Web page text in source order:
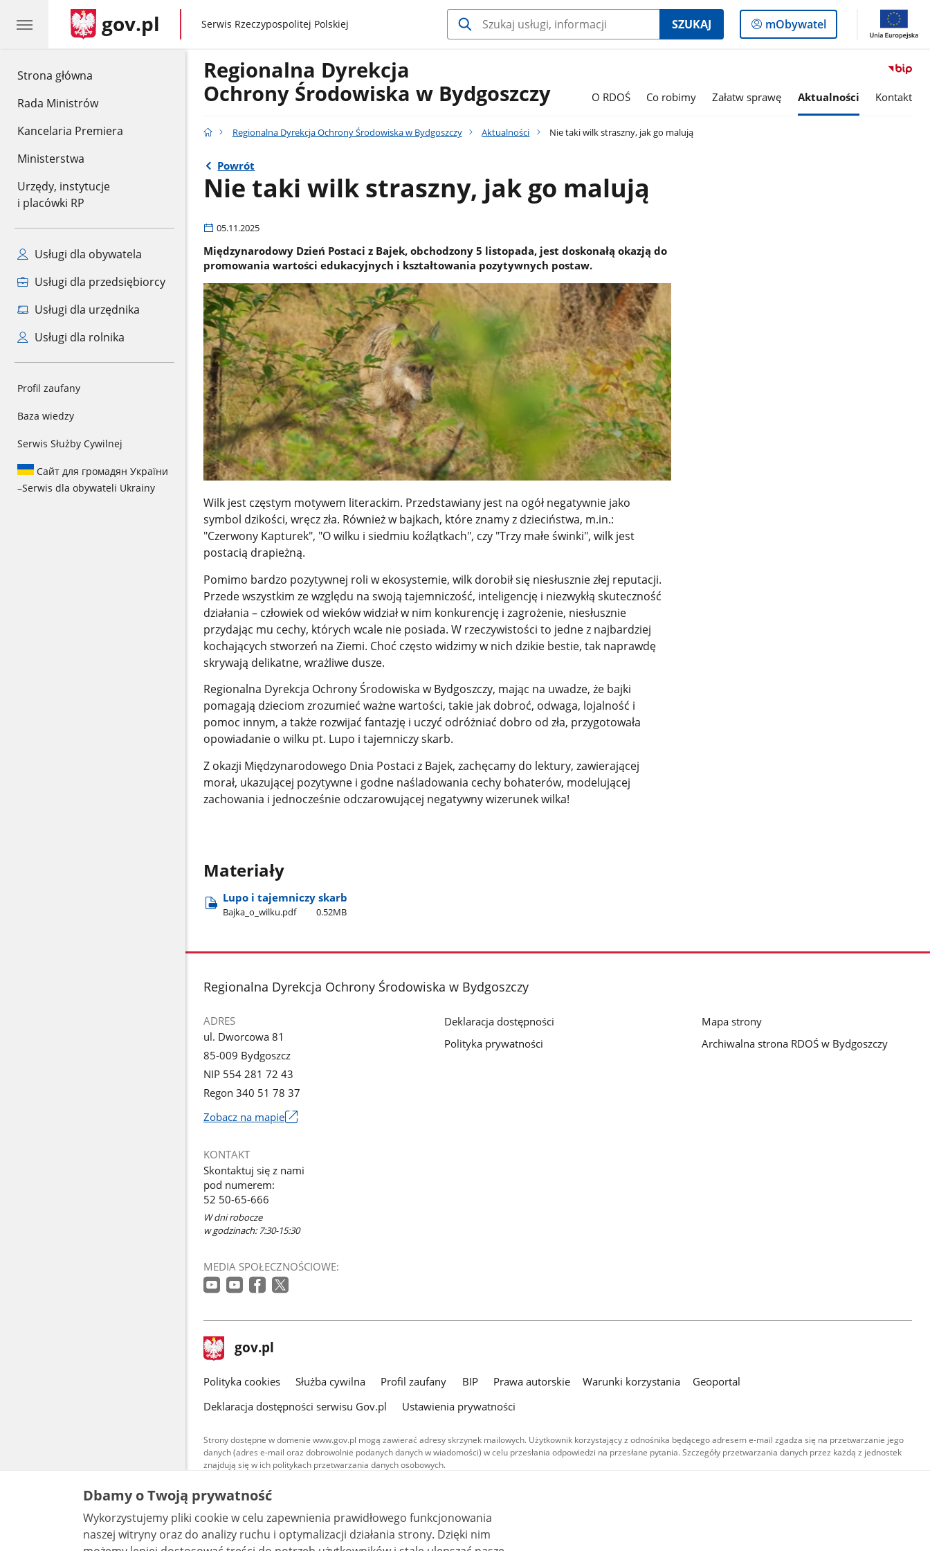
Strona główna
Rada Ministrów
Kancelaria Premiera
Ministerstwa
Urzędy, instytucje
i placówki RP
Usługi dla obywatela
Usługi dla przedsiębiorcy
Usługi dla urzędnika
Usługi dla rolnika
Profil zaufany
Baza wiedzy
Serwis Służby Cywilnej
Сайт для громадян України
–Serwis dla obywateli Ukrainy
gov.pl gov.pl
Serwis Rzeczypospolitej Polskiej SZUKAJ
Logowanie
do
mObywatel
Regionalna Dyrekcja
Ochrony Środowiska w Bydgoszczy
O RDOŚ Co robimy Załatw sprawę Aktualności Kontakt
Regionalna Dyrekcja Ochrony Środowiska w Bydgoszczy Aktualności Nie taki wilk straszny, jak go malują
Powrót
Nie taki wilk straszny, jak go malują
05.11.2025
Międzynarodowy Dzień Postaci z Bajek, obchodzony 5 listopada, jest doskonałą okazją do
promowania wartości edukacyjnych i kształtowania pozytywnych postaw.
Wilk jest częstym motywem literackim. Przedstawiany jest na ogół negatywnie jako
symbol dzikości, wręcz zła. Również w bajkach, które znamy z dzieciństwa, m.in.:
"Czerwony Kapturek", "O wilku i siedmiu koźlątkach", czy "Trzy małe świnki", wilk jest
postacią drapieżną.
Pomimo bardzo pozytywnej roli w ekosystemie, wilk dorobił się niesłusznie złej reputacji.
Przede wszystkim ze względu na swoją tajemniczość, inteligencję i niezwykłą skuteczność
działania – człowiek od wieków widział w nim konkurencję i zagrożenie, niesłusznie
przydając mu cechy, których wcale nie posiada. W rzeczywistości to jedne z najbardziej
kochających stworzeń na Ziemi. Choć często widzimy w nich dzikie bestie, tak naprawdę
skrywają delikatne, wrażliwe dusze.
Regionalna Dyrekcja Ochrony Środowiska w Bydgoszczy, mając na uwadze, że bajki
pomagają dzieciom zrozumieć ważne wartości, takie jak dobroć, odwaga, lojalność i
pomoc innym, a także rozwijać fantazję i uczyć odróżniać dobro od zła, przygotowała
opowiadanie o wilku pt. Lupo i tajemniczy skarb.
Z okazji Międzynarodowego Dnia Postaci z Bajek, zachęcamy do lektury, zawierającej
morał, ukazującej pozytywne i godne naśladowania cechy bohaterów, modelującej
zachowania i jednocześnie odczarowującej negatywny wizerunek wilka!
Materiały
Lupo i tajemniczy skarb
Bajka​_o​_wilku.pdf 0.52MB
stopka
Regionalna Dyrekcja Ochrony Środowiska w Bydgoszczy
ADRES
ul. Dworcowa 81
85-009 Bydgoszcz
NIP 554 281 72 43
Regon 340 51 78 37
Zobacz na mapie
się
w
nowym
oknie
KONTAKT
Skontaktuj się z nami
pod numerem:
52 50-65-666
W dni robocze
w godzinach: 7:30-15:30
MEDIA SPOŁECZNOŚCIOWE:
Deklaracja dostępności
Polityka prywatności
Mapa strony
Archiwalna strona RDOŚ w Bydgoszczy
stopka
gov.pl Strona
gov.pl
gov.pl
Polityka cookies Służba cywilna Profil zaufany BIP Prawa autorskie Warunki korzystania
Geoportal
Deklaracja dostępności serwisu Gov.pl
Ustawienia prywatności
Strony dostępne w domenie www.gov.pl mogą zawierać adresy skrzynek mailowych. Użytkownik korzystający z odnośnika będącego adresem e-mail zgadza się na przetwarzanie jego
danych (adres e-mail oraz dobrowolnie podanych danych w wiadomości) w celu przesłania odpowiedzi na przesłane pytania. Szczegóły przetwarzania danych przez każdą z jednostek
znajdują się w ich politykach przetwarzania danych osobowych.
Treści tekstowe publikowane w serwisie (z wyłączeniem treści audiowizualnych), są
udostępniane na licencji typu Creative Commons: uznanie autorstwa - na tych samych
warunkach 4.0 (CC BY-SA 4.0). Materiały audiowizualne, w tym zdjęcia, materiały audio i wideo,
są udostępniane na licencji typu Creative Commons: uznanie autorstwa użycie niekomercyjne -
bez utworów zależnych 4.0 (CC BY-NC-ND 4.0), o ile nie jest to stwierdzone inaczej.
Dbamy o Twoją prywatność
Wykorzystujemy pliki cookie w celu zapewnienia prawidłowego funkcjonowania
naszej witryny oraz do analizy ruchu i optymalizacji działania strony. Dzięki nim